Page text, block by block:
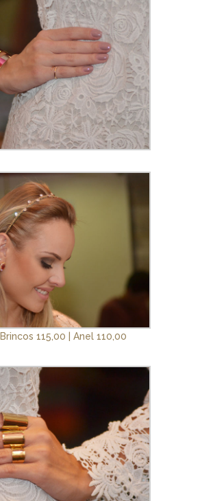
115,00 | Anel 110,00